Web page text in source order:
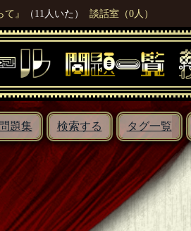
』 （11人いた） 談話室（0人）
問題集 検索する タグ一覧